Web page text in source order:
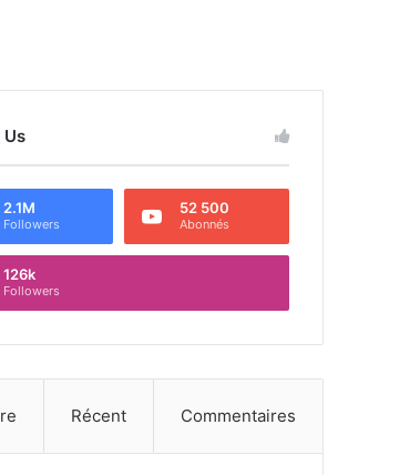
Us
2.1M
Followers
52 500
Abonnés
126k
Followers
Récent Commentaires